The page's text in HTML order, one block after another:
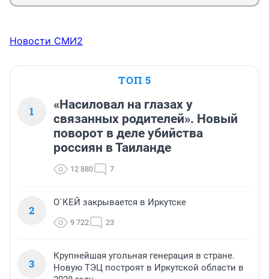
Новости СМИ2
ТОП 5
1
«Насиловал на глазах у
связанных родителей». Новый
поворот в деле убийства
россиян в Таиланде
12 880 7
2
О`КЕЙ закрывается в Иркутске
9 722 23
3
Крупнейшая угольная генерация в стране.
Новую ТЭЦ построят в Иркутской области в